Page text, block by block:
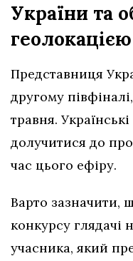
України та
геолокацією
Представниця
другому
травня.
долучитися до
час цього ефіру.
Варто зазначити,
конкурсу глядачі
учасника, який